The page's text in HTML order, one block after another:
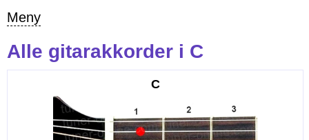
Meny
Alle gitarakkorder i C
C